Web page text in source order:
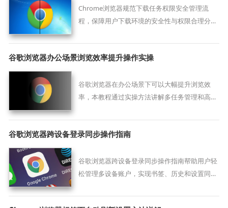
Chrome浏览器规范下载任务权限安全管理流
程，保障用户下载环境的安全性与权限合理分
谷歌浏览器办公场景浏览效率提升操作实操
谷歌浏览器在办公场景下可以大幅提升浏览效
率，本教程通过实操方法讲解多任务管理和高效
任务，提升办公效率。
谷歌浏览器跨设备登录同步操作指南
谷歌浏览器跨设备登录同步操作指南帮助用户轻
松管理多设备账户，实现书签、历史和设置同